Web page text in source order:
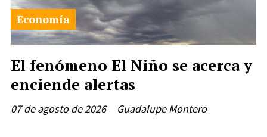
El fenómeno El Niño se acerca y
enciende alertas
Guadalupe Montero
Economía
07 de agosto de 2026